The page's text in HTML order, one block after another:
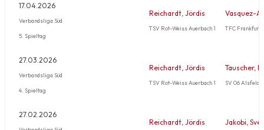
17.04.2026
Verbandsliga Süd
5. Spieltag
Reichardt, Jördis
TSV Rot-Weiss Auerbach 1
Vasquez-
TFC Frankfurt 1
27.03.2026
Verbandsliga Süd
4. Spieltag
Reichardt, Jördis
TSV Rot-Weiss Auerbach 1
Tauscher,
SV 06 Alsfeld 1
27.02.2026
Reichardt, Jördis Jakobi,